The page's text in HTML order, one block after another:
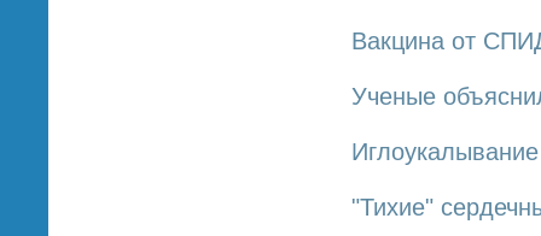
Вакцина от
Ученые
"Тихие"